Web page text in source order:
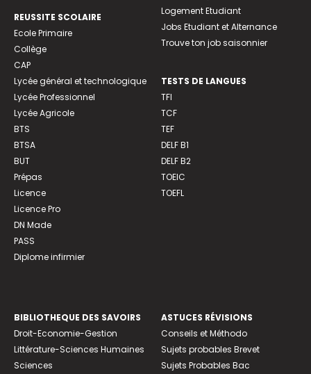
REUSSITE SCOLAIRE
Ecole Primaire
Collège
CAP
Lycée général et technologique
Lycée Professionnel
Lycée Agricole
BTS
BTSA
BUT
Prépas
Licence
Licence Pro
DN Made
PASS
Diplome infirmier
Logement Etudiant
Jobs Etudiant et Alternance
Trouve ton job saisonnier
TESTS DE LANGUES
TFI
TCF
TEF
DELF B1
DELF B2
TOEIC
TOEFL
BIBLIOTHEQUE DES SAVOIRS
Droit-Economie-Gestion
Littérature-Sciences Humaines
Sciences
ASTUCES RÉVISIONS
Conseils et Méthodo
Sujets probables Brevet
Sujets Probables Bac